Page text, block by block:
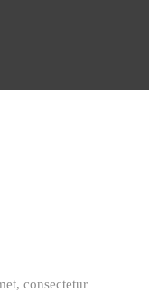
consectetur